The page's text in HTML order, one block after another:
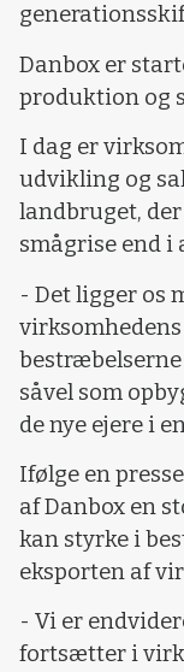
Danbox er
produktion og
I dag er
udvikling og
landbruget,
smågrise end i
- Det ligger os
såvel som
de nye ejere i
Ifølge en
af Danbox en
kan styrke i
eksporten af
- Vi er
fortsætter i